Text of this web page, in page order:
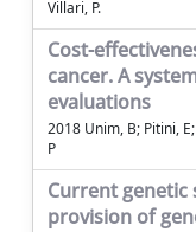
Villari, P.
Cost-
cancer. A
evaluations
2018 Unim, B; Pitini,
P
Current genetic
provision of